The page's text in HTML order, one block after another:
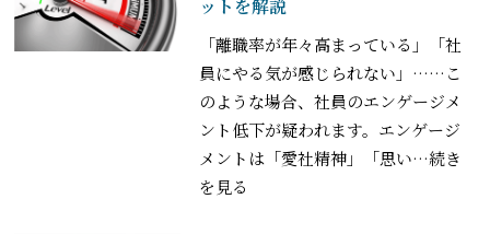
ットを解説
「離職率が年々高まっている」「社
員にやる気が感じられない」……こ
のような場合、社員のエンゲージメ
ント低下が疑われます。エンゲージ
メントは「愛社精神」「思い…続き
を見る